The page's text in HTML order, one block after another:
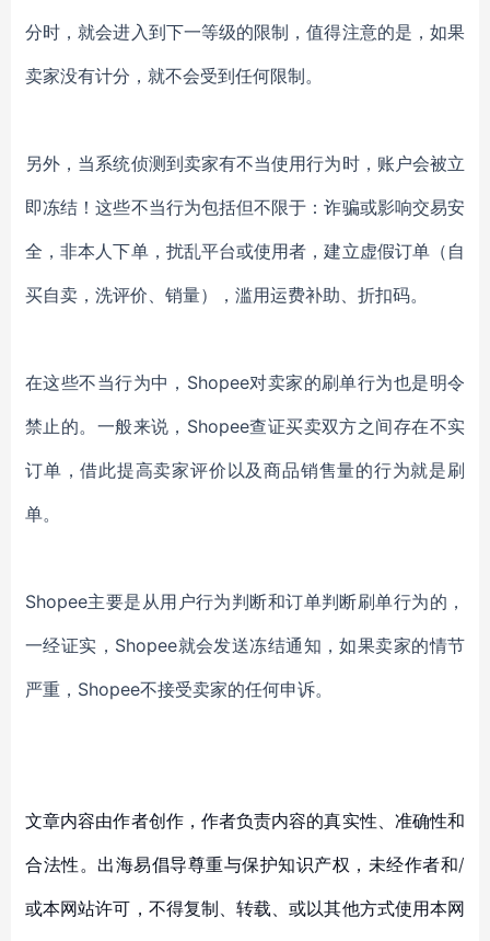
分时，就会进入到下一等级的限制，值得注意的是，如果
卖家没有计分，就不会受到任何限制。
另外，当系统侦测到卖家有不当使用行为时，账户会被立
即冻结！这些不当行为包括但不限于：诈骗或影响交易安
全，非本人下单，扰乱平台或使用者，建立虚假订单（自
买自卖，洗评价、销量），滥用运费补助、折扣码。
在这些不当行为中， Shopee对卖家的刷单行为也是明令
禁止的。一般来说，Shopee查证买卖双方之间存在不实
订单，借此提高卖家评价以及商品销售量的行为就是刷
单。
Shopee主要是从用户行为判断和订单判断刷单行为的，
一经证实，Shopee就会发送冻结通知，如果卖家的情节
严重，Shopee不接受卖家的任何申诉。
文章内容由作者创作，作者负责内容的真实性、准确性和
合法性。出海易倡导尊重与保护知识产权，未经作者和/
或本网站许可，不得复制、转载、或以其他方式使用本网